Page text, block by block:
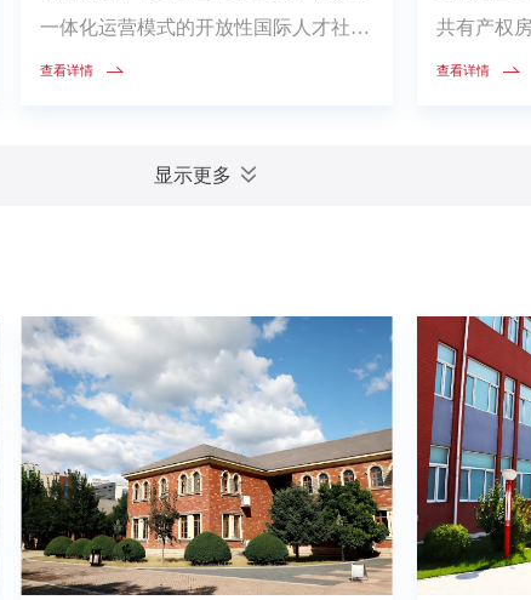
一体化运营模式的开放性国际人才社
区，打造职住平衡、宜居宜科创的环境
小时便利店、健身会所等公共配套设
查看详情
共有产权
融汇美好
查看详情
显示更多